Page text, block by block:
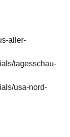
aller-
tagesschau-
usa-nord-